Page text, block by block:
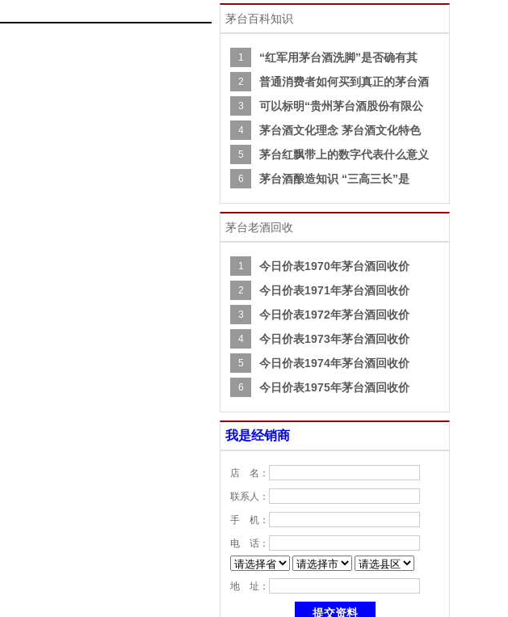
茅台百科知识
1 “红军用茅台酒洗脚”是否确有其
2 普通消费者如何买到真正的茅台酒
3 可以标明“贵州茅台酒股份有限公
4 茅台酒文化理念 茅台酒文化特色
5 茅台红飘带上的数字代表什么意义
6 茅台酒酿造知识 “三高三长”是
茅台老酒回收
1 今日价表1970年茅台酒回收价
2 今日价表1971年茅台酒回收价
3 今日价表1972年茅台酒回收价
4 今日价表1973年茅台酒回收价
5 今日价表1974年茅台酒回收价
6 今日价表1975年茅台酒回收价
我是经销商
店 名：
联系人：
手 机：
电 话：
地 址：